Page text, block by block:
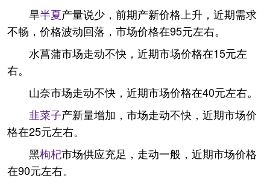
旱半夏产量说少，前期产新价格上升，近期需求
不畅，价格波动回落，市场价格在95元左右。
水菖蒲市场走动不快，近期市场价格在15元左
右。
山奈市场走动不快，近期市场价格在40元左右。
韭菜子产新量增加，市场走动不快，近期市场价
格在25元左右。
黑枸杞市场供应充足，走动一般，近期市场价格
在90元左右。